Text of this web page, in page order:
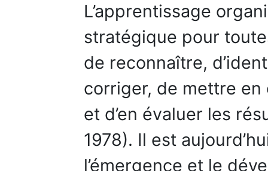
L’apprentissage
stratégique pour
de reconnaître,
corriger, de mettre
et d’en évaluer les
1978). Il est
l’émergence et le